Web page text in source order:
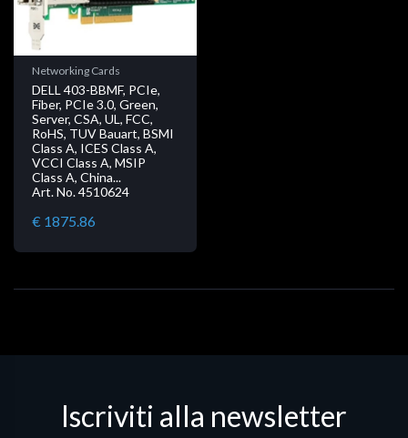
Networking Cards
DELL 403-BBMF, PCIe,
Fiber, PCIe 3.0, Green,
Server, CSA, UL, FCC,
RoHS, TUV Bauart, BSMI
Class A, ICES Class A,
VCCI Class A, MSIP
Class A, China...
Art. No. 4510624
€ 1875.86
Iscriviti alla newsletter